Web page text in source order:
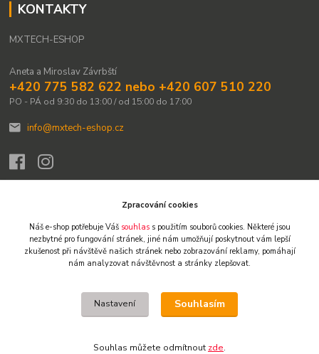
KONTAKTY
MXTECH-ESHOP
Aneta a Miroslav Závrbští
+420 775 582 622 nebo +420 607 510 220
PO - PÁ od 9:30 do 13:00 / od 15:00 do 17:00
info@mxtech-eshop.cz
Upravit sběr cookies.
© 2009-2026 Všechna práva vyhrazena. Obsah těchto webových stránek je
přebírat, kopírovat, reprodukovat ani dále šířit jinými kanály. Výjimkou je tisk
pro osobní potřebu a stručné citace či náhledy na sociálních sítích s
souhlas. Vlastníkem a provozovatelem webu je Miroslav Závrbský.
Zpracování cookies
Náš e-shop potřebuje Váš souhlass použitím souborů cookies. Některé jsou
nezbytné pro fungování stránek, jiné nám umožňují poskytnout vám lepší
zkušenost při návštěvě našich stránek nebo zobrazování reklamy, pomáhají
nám analyzovat návštěvnost a stránky zlepšovat.
Nastavení Souhlasím
Souhlas můžete odmítnout zde.